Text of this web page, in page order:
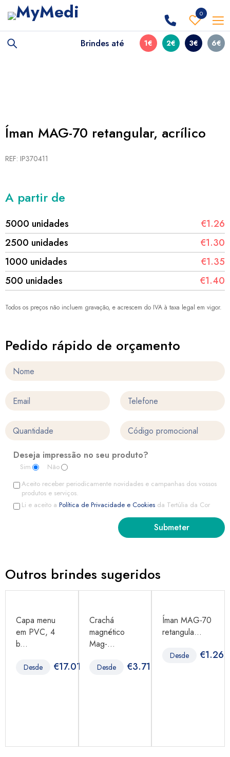
0
Brindes até 1€ 2€ 3€ 6€
Íman MAG-70 retangular, acrílico
REF: IP370411
A partir de
5000 unidades
€1.26
2500 unidades
€1.30
1000 unidades
€1.35
500 unidades
€1.40
Todos os preços não incluem gravação, e acrescem do IVA à taxa legal em vigor.
Pedido rápido de orçamento
Deseja impressão no seu produto?
Sim
Não
Aceito receber periodicamente novidades e campanhas dos vossos
produtos e serviços.
Li e aceito a Política de Privacidade e Cookies da Tertúlia da Cor
Outros brindes sugeridos
Capa menu
em PVC, 4
b...
Desde €17.01
Crachá
magnético
Mag-...
Desde €3.71
Íman MAG-70
retangula...
Desde €1.26